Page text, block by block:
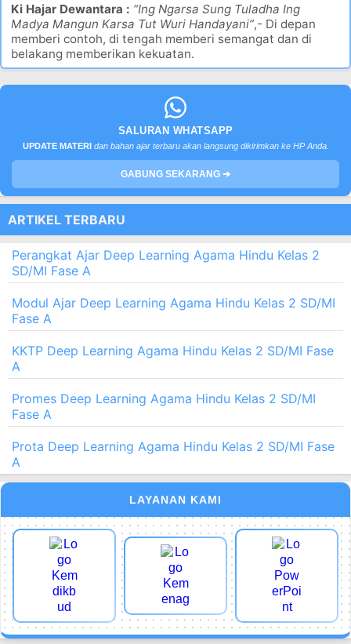
Ki Hajar Dewantara : “Ing Ngarsa Sung Tuladha Ing
Madya Mangun Karsa Tut Wuri Handayani”,- Di depan
memberi contoh, di tengah memberi semangat dan di
belakang memberikan kekuatan.
SALURAN WHATSAPP
UPDATE MATERI dan bahan ajar terbaru akan langsung dikirimkan ke HP Anda.
GABUNG SEKARANG ➔
ARTIKEL TERBARU
Perangkat Ajar Deep Learning Agama Hindu Kelas 2
SD/MI Fase A
Modul Ajar Deep Learning Agama Hindu Kelas 2 SD/MI
Fase A
KKTP Deep Learning Agama Hindu Kelas 2 SD/MI Fase
A
Promes Deep Learning Agama Hindu Kelas 2 SD/MI
Fase A
Prota Deep Learning Agama Hindu Kelas 2 SD/MI Fase
A
LAYANAN KAMI